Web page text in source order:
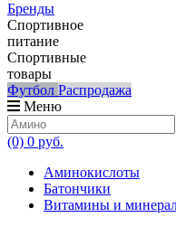
Бренды
Спортивное
питание
Спортивные
товары
Футбол Распродажа
Меню
(0) 0 руб.
Аминокислоты
Батончики
Витамины и